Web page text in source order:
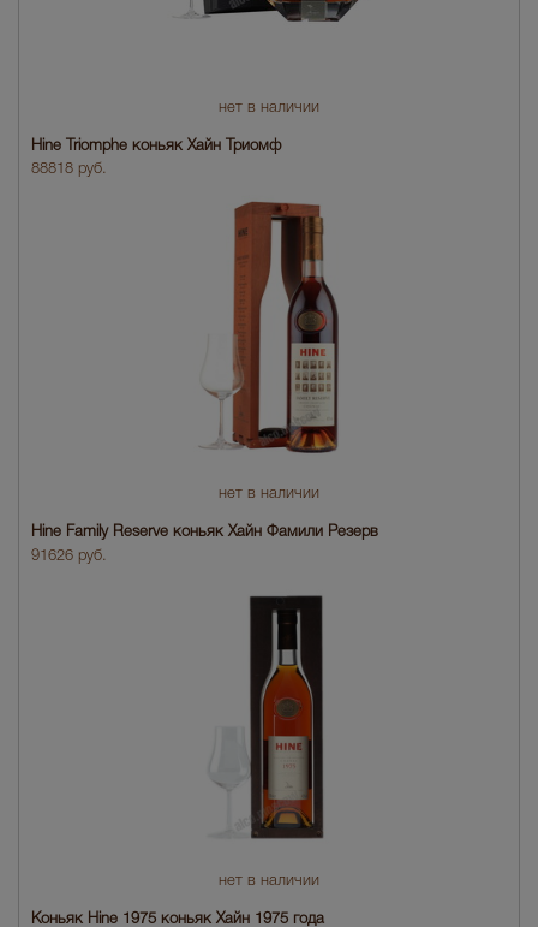
нет в наличии
Hine Triomphe коньяк Хайн Триомф
88818 руб.
нет в наличии
Hine Family Reserve коньяк Хайн Фамили Резерв
91626 руб.
нет в наличии
Коньяк Hine 1975 коньяк Хайн 1975 года